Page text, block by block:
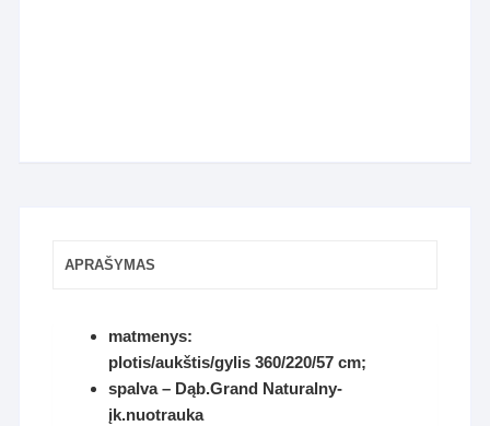
APRAŠYMAS
matmenys:
plotis/aukštis/gylis 360/220/57 cm;
spalva – Dąb.Grand Naturalny-
įk.nuotrauka